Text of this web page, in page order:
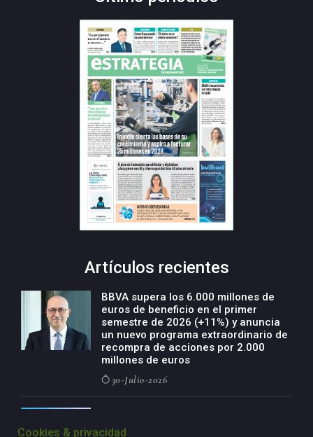
Artículos recientes
BBVA supera los 6.000 millones de
euros de beneficio en el primer
semestre de 2026 (+11%) y anuncia
un nuevo programa extraordinario de
recompra de acciones por 2.000
millones de euros
30-Julio-2026
negocio agro con un modelo global
Cookies & privacidad